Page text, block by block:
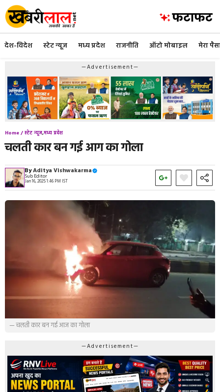
Skip
to
content
देश-विदेश स्टेट न्यूज मध्य प्रदेश राजनीति ऑटो मोबाइल मेरा
—Advertisement—
Home /स्टेट न्यूज,मध्य प्रदेश
चलती कार बन गई आग का गोला
ByAditya Vishwakarma
Sub Editor
Jan 16, 2025 1:46 PM IST
— चलती कार बन गई आज का गोला
—Advertisement—